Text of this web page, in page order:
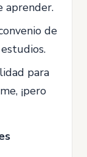
aprender.
de
para
¡pero